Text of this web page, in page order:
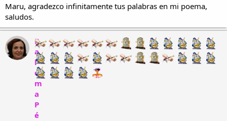
Maru, agradezco infinitamente tus palabras en mi poema,
saludos.
P
a
l
o
m
a
P
é